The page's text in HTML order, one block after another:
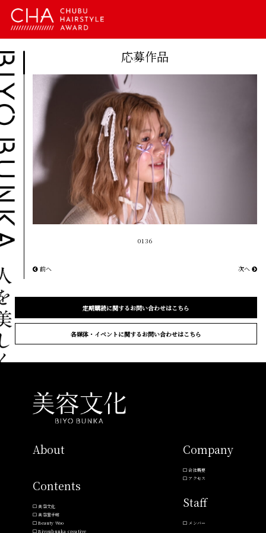
応募作品
0136
前へ 次へ
定期購読に関するお問い合わせはこちら
各媒体・イベントに関するお問い合わせはこちら
About
Contents
美容文化
美容室手帖
Beauty Woo
Biyoubunka creative
Company
会社概要
アクセス
Staff
メンバー